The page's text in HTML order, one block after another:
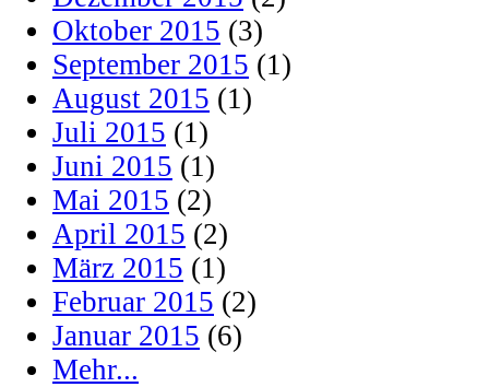
Oktober 2015 (3)
September 2015 (1)
August 2015 (1)
Juli 2015 (1)
Juni 2015 (1)
Mai 2015 (2)
April 2015 (2)
März 2015 (1)
Februar 2015 (2)
Januar 2015 (6)
Mehr...